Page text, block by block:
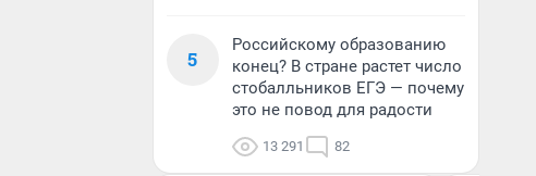
5
Российскому образованию
конец? В стране растет число
стобалльников ЕГЭ — почему
это не повод для радости
13 291 82